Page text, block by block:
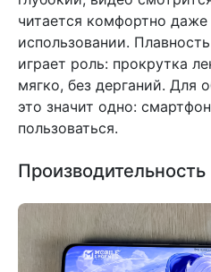
читается комфортно
использовании.
играет роль: прокрутка
мягко, без дерганий. Для
это значит одно:
пользоваться.
Производительность